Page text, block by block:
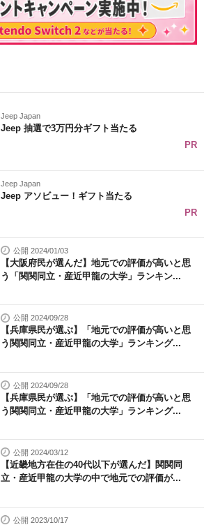
Jeep Japan
Jeep 抽選で3万円分ギフト当たる
PR
Jeep Japan
Jeep アソビュー！ギフト当たる
PR
公開 2024/01/03
【大阪府民が選んだ】地元での評価が高いと思
う「関関同立・産近甲龍の大学」ランキン...
公開 2024/09/28
【兵庫県民が選ぶ】「地元での評価が高いと思
う関関同立・産近甲龍の大学」ランキング...
公開 2024/09/28
【兵庫県民が選ぶ】「地元での評価が高いと思
う関関同立・産近甲龍の大学」ランキング...
公開 2024/03/12
【近畿地方在住の40代以下が選んだ】関関同
立・産近甲龍の大学の中で地元での評価が...
公開 2023/10/17